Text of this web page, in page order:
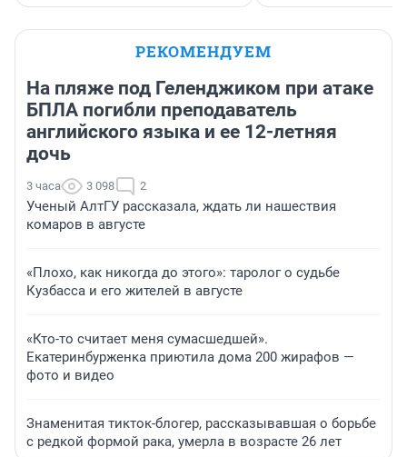
РЕКОМЕНДУЕМ
На пляже под Геленджиком при атаке
БПЛА погибли преподаватель
английского языка и ее 12-летняя
дочь
3 часа 3 098 2
Ученый АлтГУ рассказала, ждать ли нашествия
комаров в августе
«Плохо, как никогда до этого»: таролог о судьбе
Кузбасса и его жителей в августе
«Кто-то считает меня сумасшедшей».
Екатеринбурженка приютила дома 200 жирафов —
фото и видео
Знаменитая тикток-блогер, рассказывавшая о борьбе
с редкой формой рака, умерла в возрасте 26 лет